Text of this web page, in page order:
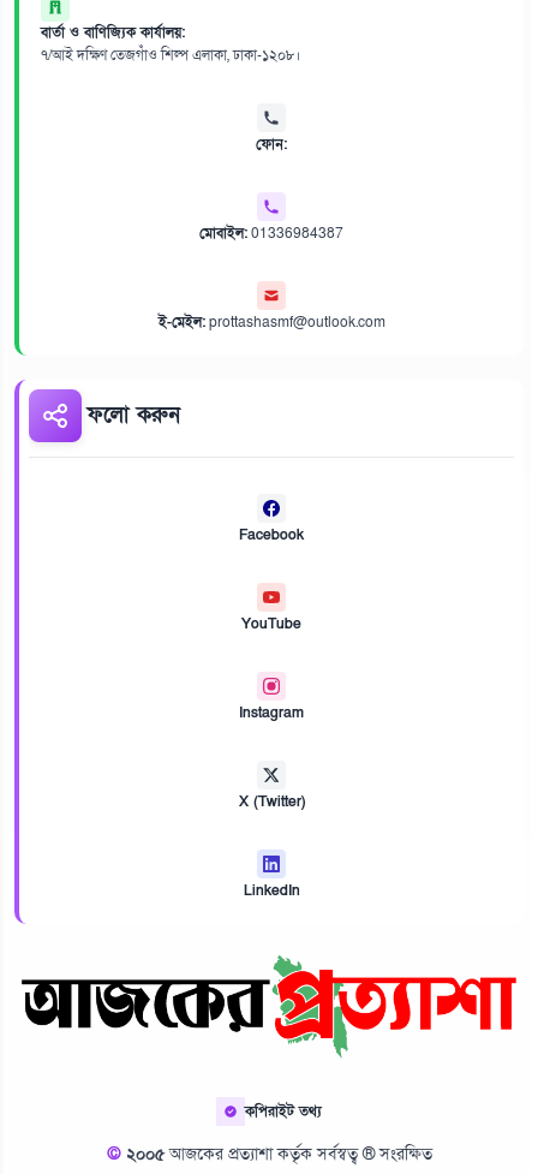
বার্তা ও বাণিজ্যিক কার্যালয়:
৭/আই দক্ষিণ তেজগাঁও শিল্প এলাকা, ঢাকা-১২০৮।
ফোন:
মোবাইল:01336984387
ই-মেইল:prottashasmf@outlook.com
ফলো করুন
Facebook
YouTube
Instagram
X (Twitter)
LinkedIn
কপিরাইট তথ্য
© ২০০৫আজকের প্রত্যাশা কর্তৃক সর্বস্বত্ব ® সংরক্ষিত